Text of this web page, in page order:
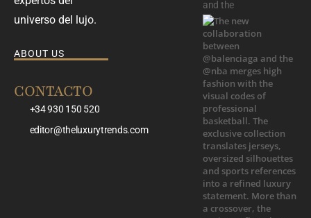
universo del lujo.
ABOUT US
CONTACTO
+34 930 150 520
editor@theluxurytrends.com
and the